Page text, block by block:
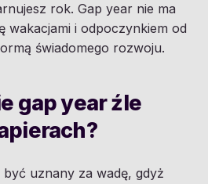
rok. Gap year nie ma
wakacjami i odpoczynkiem od
świadomego rozwoju.
gap year źle
być uznany za wadę, gdyż